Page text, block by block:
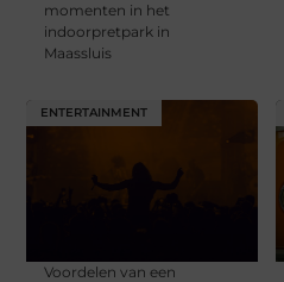
momenten in het
indoorpretpark in
Maassluis
ENTERTAINMENT
Voordelen van een